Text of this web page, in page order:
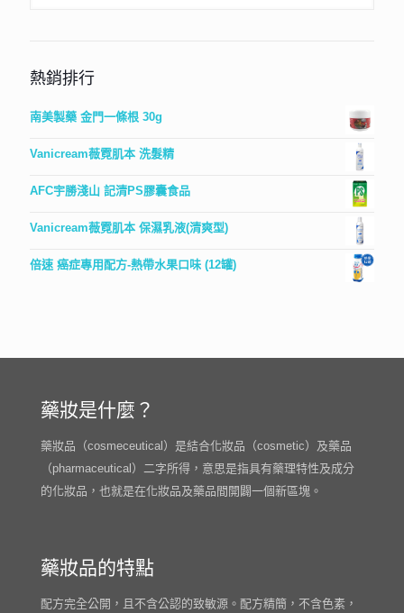
熱銷排行
南美製藥 金門一條根 30g
Vanicream薇霓肌本 洗髮精
AFC宇勝淺山 記清PS膠囊食品
Vanicream薇霓肌本 保濕乳液(清爽型)
倍速 癌症專用配方-熱帶水果口味 (12罐)
藥妝是什麼？
藥妝品（cosmeceutical）是結合化妝品（cosmetic）及藥品
（pharmaceutical）二字所得，意思是指具有藥理特性及成分
的化妝品，也就是在化妝品及藥品間開闢一個新區塊。
藥妝品的特點
配方完全公開，且不含公認的致敏源。配方精簡，不含色素，